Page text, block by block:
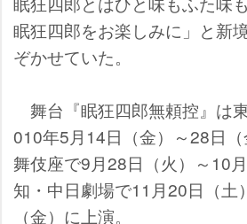
眠狂四郎をお楽しみに」と新
ぞかせていた。
舞台『眠狂四郎無頼控』は
010年5月14日（金）～28日
舞伎座で9月28日（火）～10
知・中日劇場で11月20日（土
（金）に上演。